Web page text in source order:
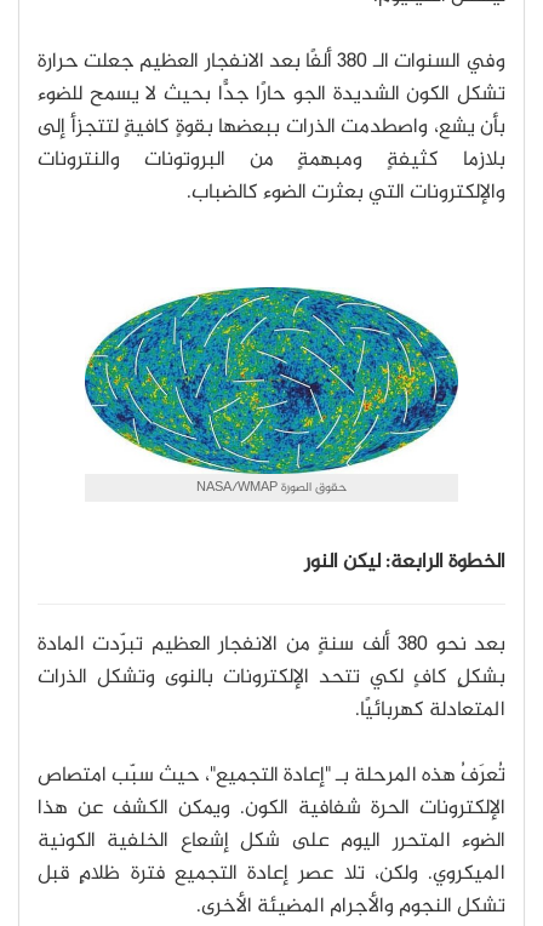
وفي السنوات الـ 380 ألفًا بعد الانفجار العظيم جعلت حرارة
تشكل الكون الشديدة الجو حارًا جدًّا بحيث لا يسمح للضوء
بأن يشع، واصطدمت الذرات ببعضها بقوةٍ كافيةٍ لتتجزأ إلى
بلازما كثيفةٍ ومبهمةٍ من البروتونات والنترونات
والإلكترونات التي بعثرت الضوء كالضباب.
حقوق الصورة NASA/WMAP
الخطوة الرابعة: ليكن النور
بعد نحو 380 ألف سنةٍ من الانفجار العظيم تبرّدت المادة
بشكلٍ كافٍ لكي تتحد الإلكترونات بالنوى وتشكل الذرات
المتعادلة كهربائيًا.
تُعرَفُ هذه المرحلة بـ "إعادة التجميع"، حيث سبّب امتصاص
الإلكترونات الحرة شفافية الكون. ويمكن الكشف عن هذا
الضوء المتحرر اليوم على شكل إشعاع الخلفية الكونية
الميكروي. ولكن، تلا عصر إعادة التجميع فترة ظلامٍ قبل
تشكل النجوم والأجرام المضيئة الأخرى.